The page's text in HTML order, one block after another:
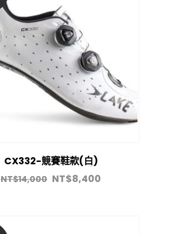
CX332-競賽鞋款(白)
NT$14,000 NT$8,400